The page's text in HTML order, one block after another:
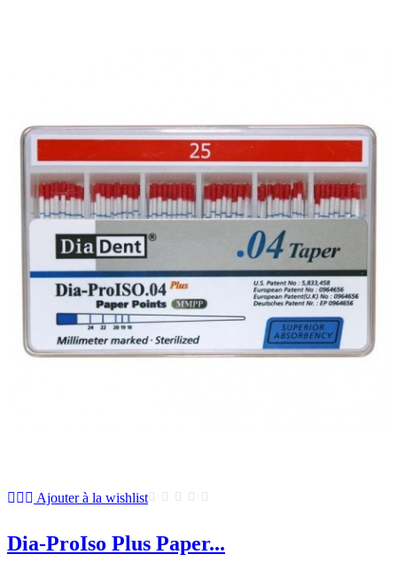
Ajouter à la wishlist
Dia-ProIso Plus Paper...